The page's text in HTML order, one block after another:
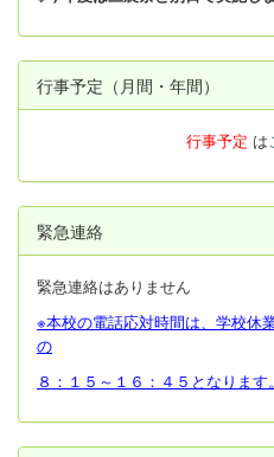
行事予定（月間・年間）
行事予定 は
緊急連絡
緊急連絡はありません
※本校の電話応対時間は、学校休
の
８：１５～１６：４５となります。